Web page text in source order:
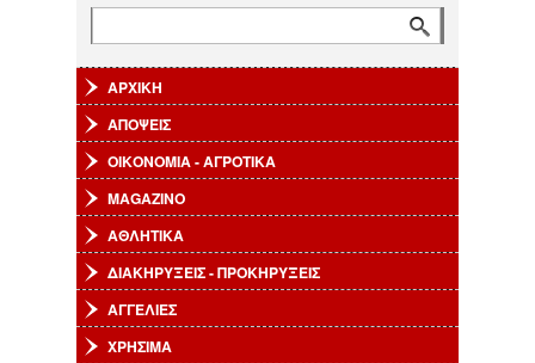
ΑΡΧΙΚΗ
ΑΠΟΨΕΙΣ
ΟΙΚΟΝΟΜΙΑ - ΑΓΡΟΤΙΚΑ
MAGAZINO
ΑΘΛΗΤΙΚΑ
ΔΙΑΚΗΡΥΞΕΙΣ - ΠΡΟΚΗΡΥΞΕΙΣ
ΑΓΓΕΛΙΕΣ
ΧΡΗΣΙΜΑ